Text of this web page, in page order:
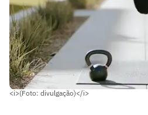
<i>(Foto: divulgação)</i>